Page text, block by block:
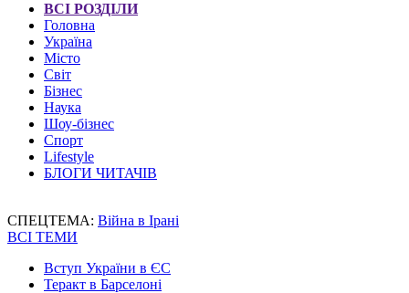
ВСІ РОЗДІЛИ
Головна
Україна
Місто
Світ
Бізнес
Наука
Шоу-бізнес
Спорт
Lifestyle
БЛОГИ ЧИТАЧІВ
СПЕЦТЕМА: Війна в Ірані
ВСІ ТЕМИ
Вступ України в ЄС
Теракт в Барселоні